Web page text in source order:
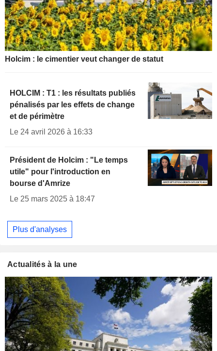
Holcim : le cimentier veut changer de statut
HOLCIM : T1 : les résultats publiés
pénalisés par les effets de change
et de périmètre
Le 24 avril 2026 à 16:33
Président de Holcim : "Le temps
utile" pour l'introduction en
bourse d'Amrize
Le 25 mars 2025 à 18:47
Plus d'analyses
Actualités à la une